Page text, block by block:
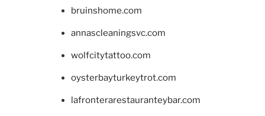
bruinshome.com
annascleaningsvc.com
wolfcitytattoo.com
oysterbayturkeytrot.com
lafronterarestauranteybar.com